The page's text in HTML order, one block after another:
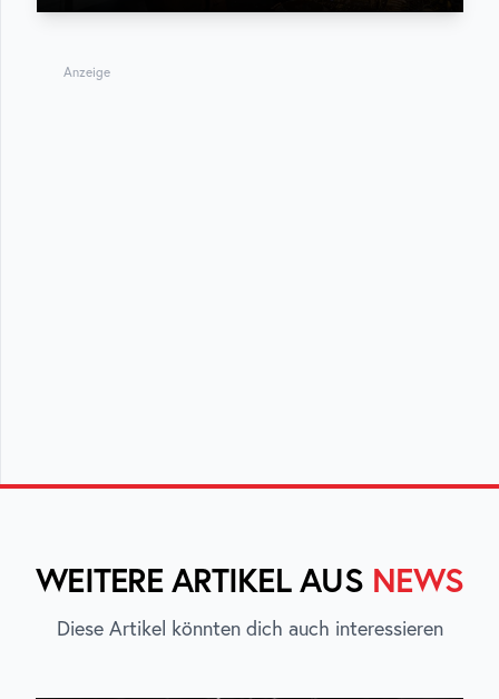
Anzeige
WEITERE ARTIKEL AUS NEWS
Diese Artikel könnten dich auch interessieren